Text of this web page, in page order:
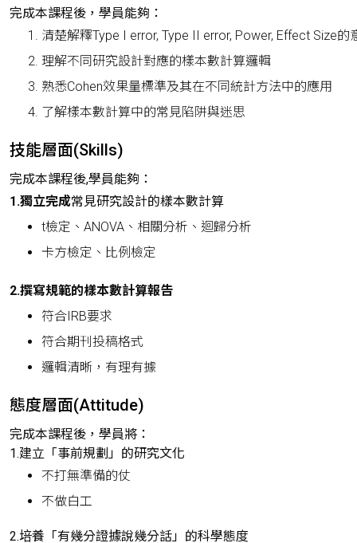
完成本課程後，學員能夠：
清楚解釋Type I error, Type II error, Power, Effect Size的
理解不同研究設計對應的樣本數計算邏輯
熟悉Cohen效果量標準及其在不同統計方法中的應用
了解樣本數計算中的常見陷阱與迷思
技能層面(Skills)
完成本課程後,學員能夠：
1.獨立完成常見研究設計的樣本數計算
t檢定、ANOVA、相關分析、迴歸分析
卡方檢定、比例檢定
2.撰寫規範的樣本數計算報告
符合IRB要求
符合期刊投稿格式
邏輯清晰，有理有據
態度層面(Attitude)
完成本課程後，學員將：
1.建立「事前規劃」的研究文化
不打無準備的仗
不做白工
2.培養「有幾分證據說幾分話」的科學態度